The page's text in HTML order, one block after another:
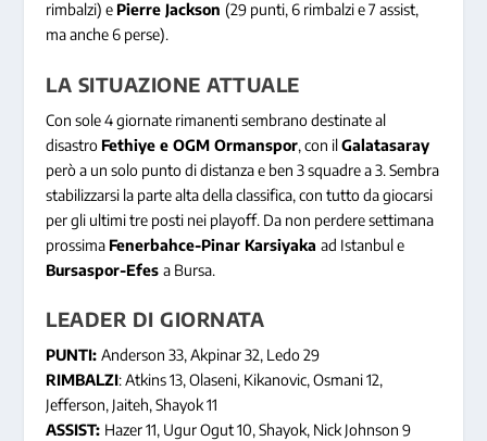
rimbalzi) e Pierre Jackson(29 punti, 6 rimbalzi e 7 assist,
ma anche 6 perse).
LA SITUAZIONE ATTUALE
Con sole 4 giornate rimanenti sembrano destinate al
disastro Fethiye e OGM Ormanspor, con ilGalatasaray
però a un solo punto di distanza e ben 3 squadre a 3. Sembra
stabilizzarsi la parte alta della classifica, con tutto da giocarsi
per gli ultimi tre posti nei playoff. Da non perdere settimana
prossima Fenerbahce-Pinar Karsiyakaad Istanbul e
Bursaspor-Efesa Bursa.
LEADER DI GIORNATA
PUNTI:Anderson 33, Akpinar 32, Ledo 29
RIMBALZI: Atkins 13, Olaseni, Kikanovic, Osmani 12,
Jefferson, Jaiteh, Shayok 11
ASSIST: Hazer 11, Ugur Ogut 10, Shayok, Nick Johnson 9